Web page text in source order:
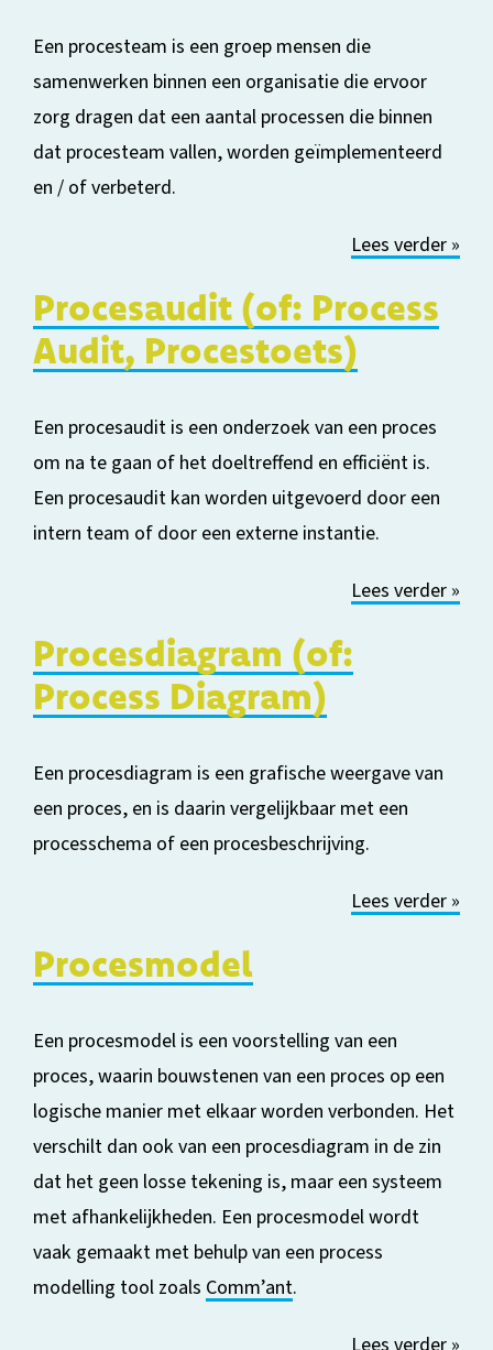
Een procesteam is een groep mensen die
samenwerken binnen een organisatie die ervoor
zorg dragen dat een aantal processen die binnen
dat procesteam vallen,worden geïmplementeerd
en / of verbeterd.
Lees verder »
Procesaudit (of: Process
Audit, Procestoets)
Een procesaudit is een onderzoek van een proces
om na te gaan of het doeltreffend en efficiënt is.
Een procesaudit kan worden uitgevoerd door een
intern team of door een externe instantie.
Lees verder »
Procesdiagram (of:
Process Diagram)
Een procesdiagram is een grafische weergave van
een proces, en is daarin vergelijkbaar met een
processchema of een procesbeschrijving.
Lees verder »
Procesmodel
Een procesmodel is een voorstelling van een
proces, waarin bouwstenen van een proces op een
logische manier met elkaar worden verbonden. Het
verschilt dan ook van een procesdiagram in de zin
dat het geen losse tekening is, maar een systeem
met afhankelijkheden. Een procesmodel wordt
vaak gemaakt met behulp van een process
modelling tool zoals Comm’ant.